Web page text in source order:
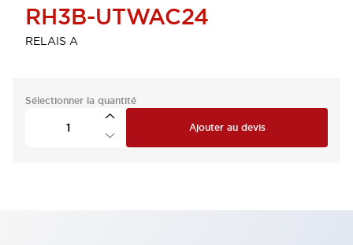
RH3B-UTWAC24
RELAIS A
Sélectionner la quantité
Ajouter au devis